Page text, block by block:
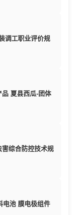
调工职业评价规
夏县西瓜-团体
综合防控技术规
电池 膜电极组件